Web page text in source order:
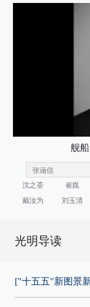
舰
沈之荃 崔崑
戴汝为
刘玉清
光明导读
["十五五"新图景